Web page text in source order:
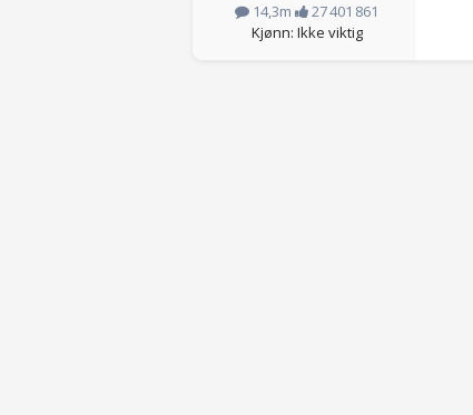
14,3m
27 401 861
Kjønn: Ikke viktig